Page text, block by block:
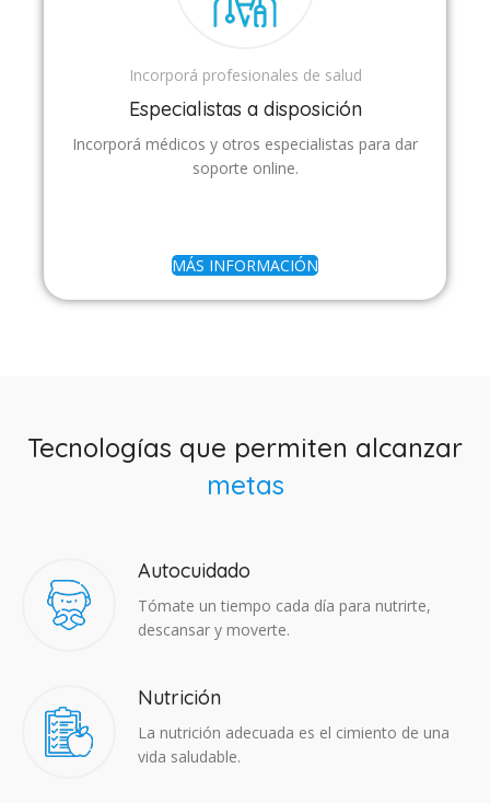
Incorporá profesionales de salud
Especialistas a disposición
Incorporá médicos y otros especialistas para dar
soporte online.
MÁS INFORMACIÓN
Tecnologías que permiten alcanzar
metas
Autocuidado
Tómate un tiempo cada día para nutrirte,
descansar y moverte.
Nutrición
La nutrición adecuada es el cimiento de una
vida saludable.